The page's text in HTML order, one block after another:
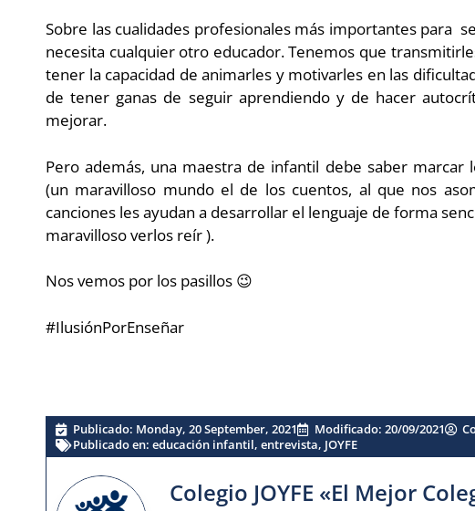
Sobre las cualidades profesionales más importantes para
necesita cualquier otro educador. Tenemos que
tener la capacidad de animarles y motivarles en las
de tener ganas de seguir aprendiendo y de hacer
mejorar.
Pero además, una maestra de infantil debe saber
(un maravilloso mundo el de los cuentos, al que nos
canciones les ayudan a desarrollar el lenguaje de forma
maravilloso verlos reír ).
Nos vemos por los pasillos 😉
#IlusiónPorEnseñar
Publicado: Monday, 20 September, 2021 Modificado: 20/09/2021
Publicado en: educación infantil, entrevista, JOYFE
Colegio JOYFE «El Mejor